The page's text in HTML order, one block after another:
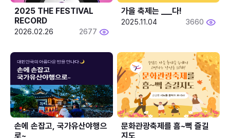
2025 THE FESTIVAL
RECORD
2026.02.26 2677
2025.11.04 3660
손에 손잡고, 국가유산야행으
로~
문화관광축제를 흠~뻑 즐길
지도